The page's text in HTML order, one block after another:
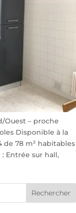
Ouest – proche
Disponible à la
de 78 m² habitables
Entrée sur hall,